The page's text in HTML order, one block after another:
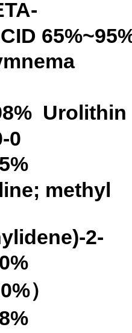
65%
Urolithin
0
methyl
2-
）